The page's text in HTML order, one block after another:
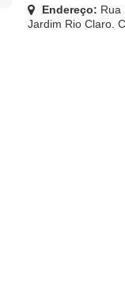
Endereço: Rua
Jardim Rio Claro.